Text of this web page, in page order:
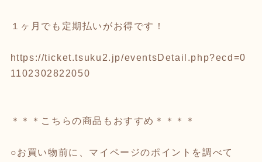
１ヶ月でも定期払いがお得です！
https://ticket.tsuku2.jp/eventsDetail.php?ecd=0
1102302822050
＊＊＊こちらの商品もおすすめ＊＊＊＊
○お買い物前に、マイページのポイントを調べて